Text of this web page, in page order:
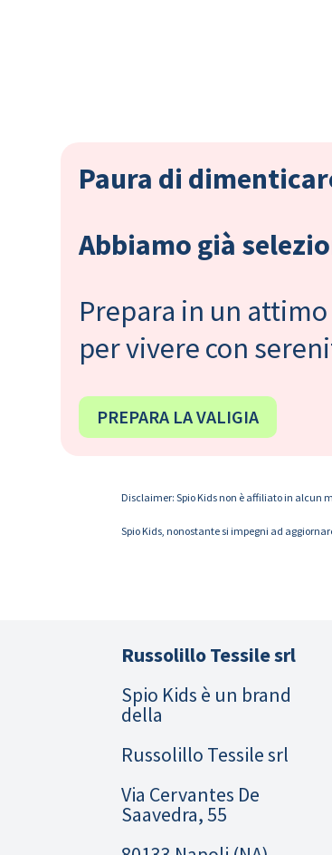
Paura di
Abbiamo già
Prepara in un
per vivere con
PREPARA LA VALIGIA
Disclaimer: Spio Kids non è affiliato in alcun
Spio Kids, nonostante si impegni ad
Russolillo Tessile srl
Spio Kids è un brand
della
Russolillo Tessile srl
Via Cervantes De
Saavedra, 55